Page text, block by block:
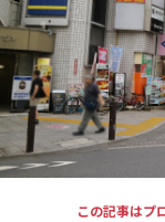
採用情報
この記事はプ